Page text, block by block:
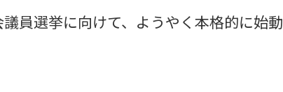
員選挙に向けて、ようやく本格的に始動